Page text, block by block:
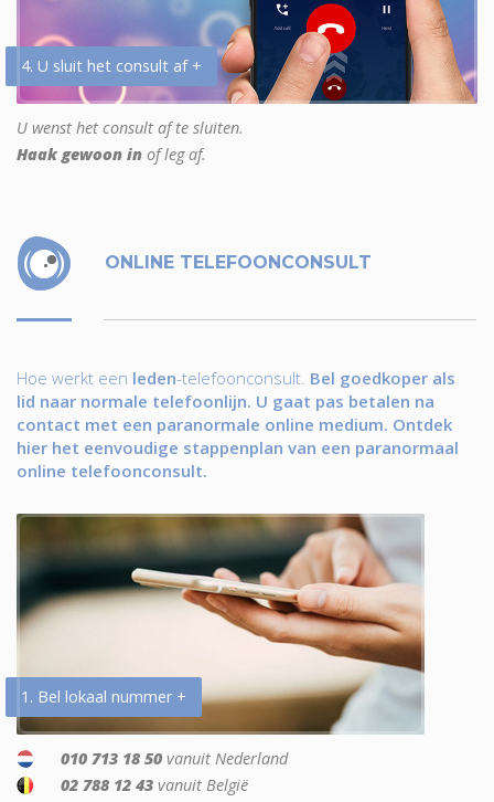
4. U sluit het consult af +
U wenst het consult af te sluiten.
Haak gewoon in of leg af.
ONLINE TELEFOONCONSULT
Hoe werkt een leden-telefoonconsult. Bel goedkoper als
lid naar normale telefoonlijn. U gaat pas betalen na
contact met een paranormale online medium. Ontdek
hier het eenvoudige stappenplan van een paranormaal
online telefoonconsult.
1. Bel lokaal nummer +
010 713 18 50 vanuit Nederland
02 788 12 43 vanuit België